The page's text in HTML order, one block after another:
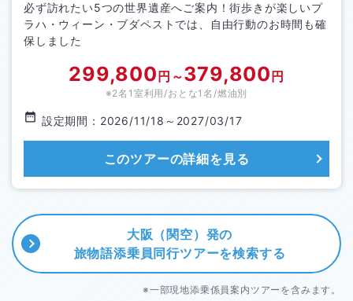
必ず訪れたい5つの世界遺産へご案内！街歩きが楽しいプ
ラハ・ウィーン・ブダペストでは、自由行動のお時間も確
保しました
299,800 円～379,800 円
※2名1室利用/おとな1名/燃油別
設定期間： 2026/11/18 ～ 2027/03/17
このツアーの詳細を見る
大阪（関空）発の
旅物語添乗員同行ツアーを検索する
※一部現地添乗係員案内ツアーを含みます。